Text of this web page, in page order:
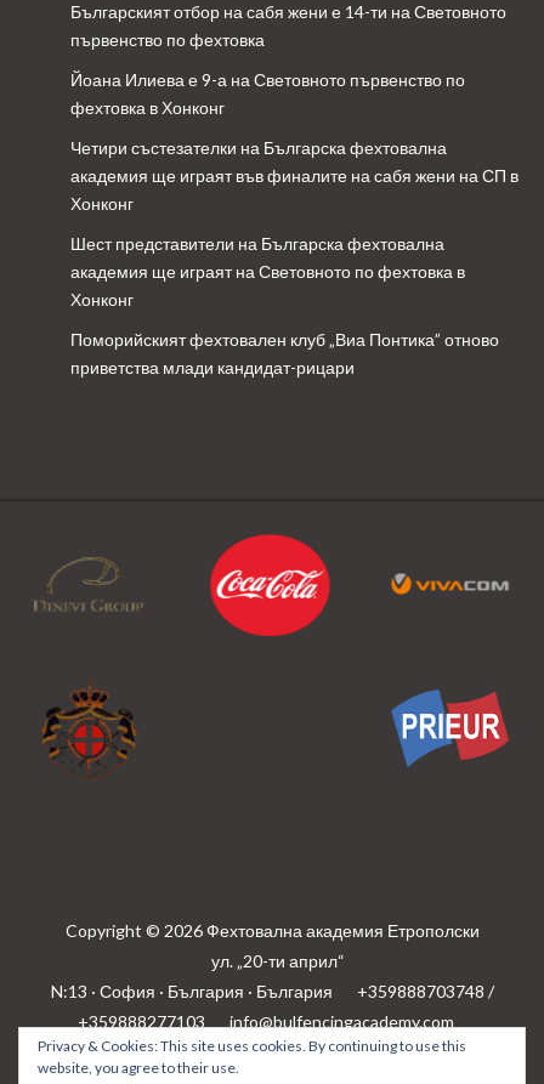
Българският отбор на сабя жени е 14-ти на Световното
първенство по фехтовка
Йоана Илиева е 9-а на Световното първенство по
фехтовка в Хонконг
Четири състезателки на Българска фехтовална
академия ще играят във финалите на сабя жени на СП в
Хонконг
Шест представители на Българска фехтовална
академия ще играят на Световното по фехтовка в
Хонконг
Поморийският фехтовален клуб „Виа Понтика” отново
приветства млади кандидат-рицари
Copyright © 2026 Фехтовална академия Етрополски
ул. „20-ти април“
N:13 · София · България · България
+359888703748 /
+359888277103
info@bulfencingacademy.com
Privacy policy
Privacy & Cookies: This site uses cookies. By continuing to use this
website, you agree to their use.